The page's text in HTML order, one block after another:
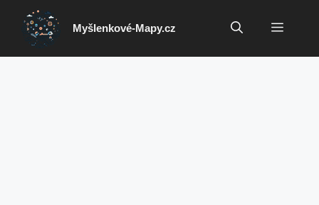
Přeskočit
obsah
Myšlenkové-Mapy.cz Menu